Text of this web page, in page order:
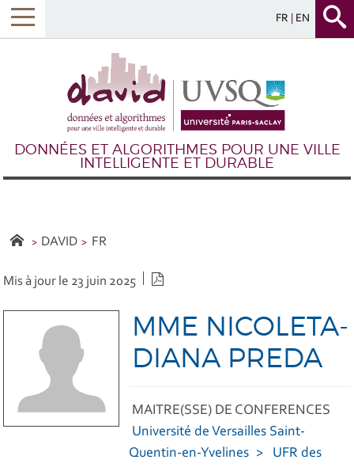
FR EN
DONNÉES ET ALGORITHMES POUR UNE VILLE
INTELLIGENTE ET DURABLE
DAVID FR
Mis à jour le 23 juin 2025
MME NICOLETA-
DIANA PREDA
MAITRE(SSE) DE CONFERENCES
Université de Versailles Saint-
Quentin-en-Yvelines
UFR des